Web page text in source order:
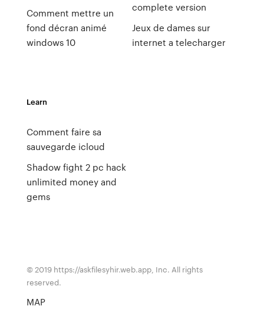
Comment mettre un
fond décran animé
windows 10
complete version
Jeux de dames sur
internet a telecharger
Learn
Comment faire sa
sauvegarde icloud
Shadow fight 2 pc hack
unlimited money and
gems
© 2019 https://askfilesyhir.web.app, Inc. All rights
reserved.
MAP